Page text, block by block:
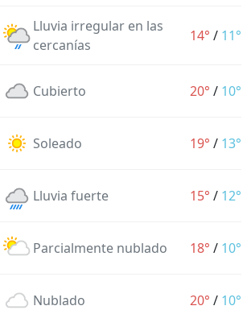
Lluvia irregular en las
cercanías
14° / 11°
Cubierto 20° / 10°
Soleado 19° / 13°
Lluvia fuerte 15° / 12°
Parcialmente nublado 18° / 10°
Nublado 20° / 10°